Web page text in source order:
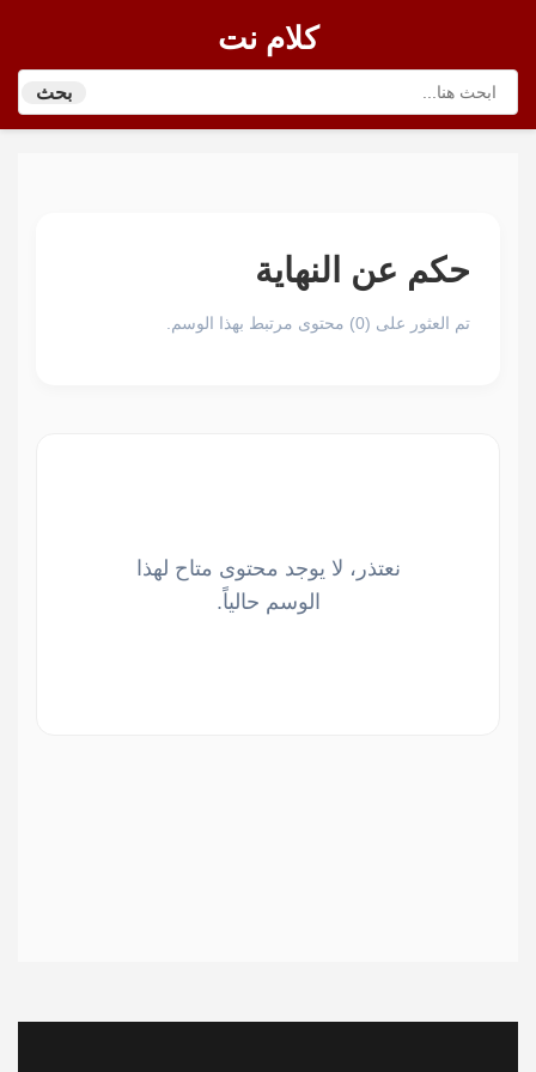
كلام نت
بحث
حكم عن النهاية
تم العثور على (0) محتوى مرتبط بهذا الوسم.
نعتذر، لا يوجد محتوى متاح لهذا
الوسم حالياً.